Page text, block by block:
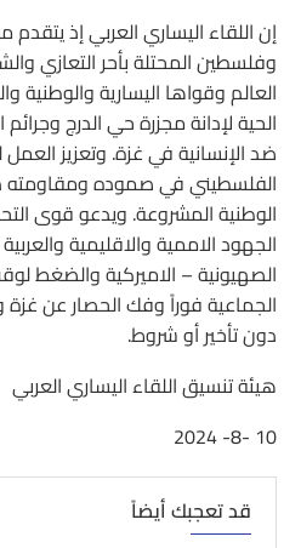
إن اللقاء اليساري العربي إذ
وفلسطين المحتلة بأحر التعازي
العالم وقواها اليسارية والوطنية
الحية لإدانة مجزرة حي الدرج
ضد الإنسانية في غزة. وتعزيز
الفلسطيني في صموده
الوطنية المشروعة. ويدعو قوى
الجهود الاممية والاقليمية
الصهيونية – الاميركية والضغط
الجماعية فوراً وفك الحصار عن غزة
دون تأخير أو شروط.
هيئة تنسيق اللقاء اليساري العربي
10 -8- 2024
قد تعجبك أيضاً